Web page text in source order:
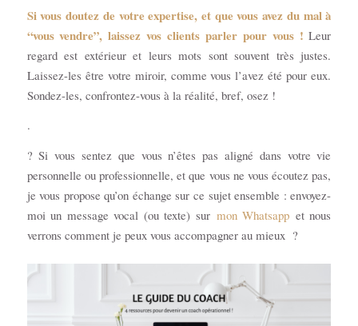
Si vous doutez de votre expertise, et que vous avez du mal à
“vous vendre”, laissez vos clients parler pour vous ! Leur
regard est extérieur et leurs mots sont souvent très justes.
Laissez-les être votre miroir, comme vous l’avez été pour eux.
Sondez-les, confrontez-vous à la réalité, bref, osez !
.
? Si vous sentez que vous n’êtes pas aligné dans votre vie
personnelle ou professionnelle, et que vous ne vous écoutez pas,
je vous propose qu’on échange sur ce sujet ensemble : envoyez-
moi un message vocal (ou texte) sur mon Whatsapp et nous
verrons comment je peux vous accompagner au mieux ?